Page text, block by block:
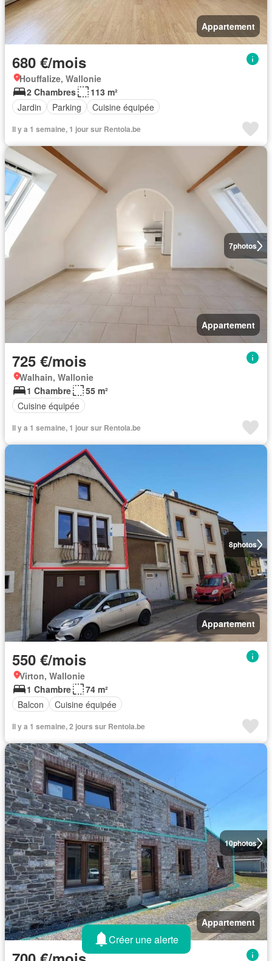
Appartement
680 €/mois
Houffalize, Wallonie
2 Chambres
113 m²
Jardin
Parking Cuisine équipée
Il y a 1 semaine, 1 jour sur Rentola.be
7photos
Appartement
725 €/mois
Walhain, Wallonie
1 Chambre
55 m²
Cuisine équipée
Il y a 1 semaine, 1 jour sur Rentola.be
8photos
Appartement
550 €/mois
Virton, Wallonie
1 Chambre
74 m²
Balcon
Cuisine équipée
Il y a 1 semaine, 2 jours sur Rentola.be
10photos
Appartement
Créer une alerte